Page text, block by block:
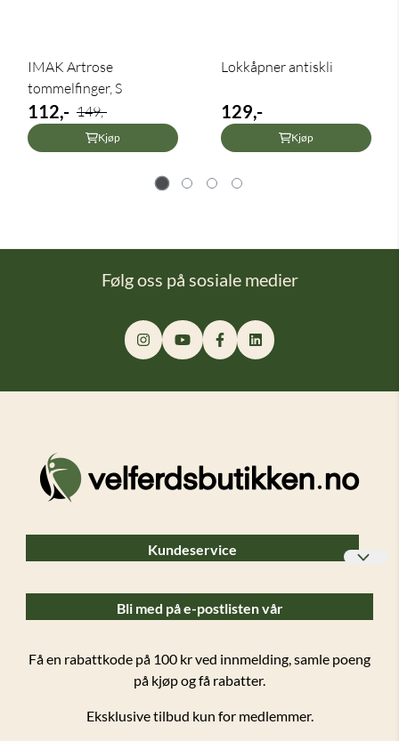
IMAK Artrose
tommelfinger, S
112,- 149,-
Kjøp
Lokkåpner antiskli
129,-
Kjøp
Følg oss på sosiale medier
Kundeservice
Ofte stilte spørsmål (FAQ)
Forsendelser og retur
Salgsbetingelser
Personvern
Bli med på e-postlisten vår
Få en rabattkode på 100 kr ved innmelding, samle poeng
på kjøp og få rabatter.
Eksklusive tilbud kun for medlemmer.